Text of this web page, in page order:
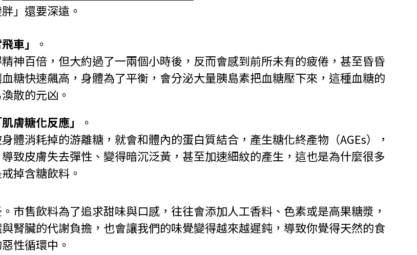
」還要深遠。
車」
。
神百倍，但大約過了一兩個小時後，反而會感到前所未有的疲倦，甚至昏昏
糖快速飆高，身體為了平衡，會分泌大量胰島素把血糖壓下來，這種血糖的
散的元凶。
肌膚糖化反應」
。
體消耗掉的游離糖，就會和體內的蛋白質結合，產生糖化終產物（AGEs），
導致皮膚失去彈性、變得暗沉泛黃，甚至加速細紋的產生，這也是為什麼很多
掉含糖飲料。
市售飲料為了追求甜味與口感，往往會添加人工香料、色素或是高果糖漿，
腎臟的代謝負擔，也會讓我們的味覺變得越來越遲鈍，導致你覺得天然的食
性循環中。